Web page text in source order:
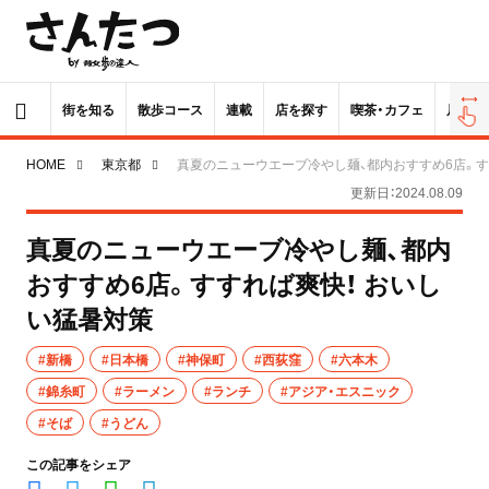
街を知る 散歩コース 連載 店を探す 喫茶・カフェ 居酒屋
HOME 東京都
真夏のニューウエーブ冷やし麺、都内おすすめ6店。
更新日：2024.08.09
真夏のニューウエーブ冷やし麺、都内
おすすめ6店。すすれば爽快！ おいし
い猛暑対策
#新橋 #日本橋 #神保町 #西荻窪
#六本木
#錦糸町
#ラーメン #ランチ
#アジア・エスニック
#そば
#うどん
この記事をシェア